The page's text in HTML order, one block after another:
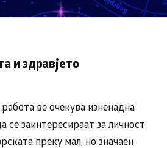
и здравјето
ве очекува изненадна
заинтересираат за личност
преку мал, но значаен